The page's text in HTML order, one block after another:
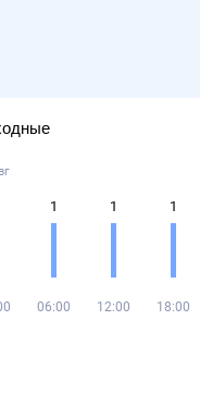
1
06:00
1
12:00
1
18:00